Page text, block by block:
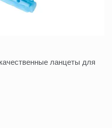
ланцеты для